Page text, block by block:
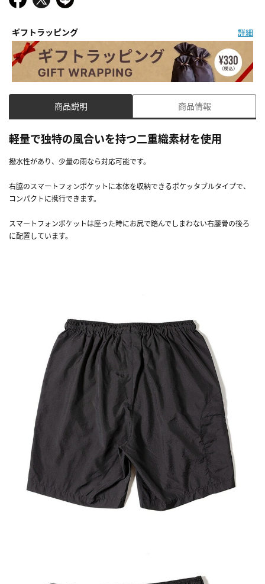
ギフトラッピング 詳細
商品説明 商品情報
軽量で独特の風合いを持つ二重織素材を使用
撥水性があり、少量の雨なら対応可能です。
右脇のスマートフォンポケットに本体を収納できるポケッタブルタイプで、
コンパクトに携行できます。
スマートフォンポケットは座った時にお尻で踏んでしまわない右腰骨の後ろ
に配置しています。